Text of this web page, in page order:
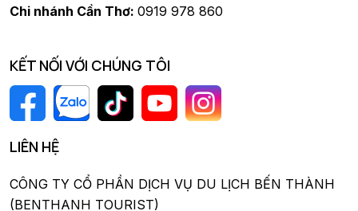
Chi nhánh Cần Thơ: 0919 978 860
KẾT NỐI VỚI CHÚNG TÔI
LIÊN HỆ
CÔNG TY CỔ PHẦN DỊCH VỤ DU LỊCH BẾN THÀNH
(BENTHANH TOURIST)